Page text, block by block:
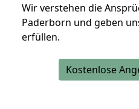
Wir verstehen die
Paderborn und geben
erfüllen.
Kostenlose